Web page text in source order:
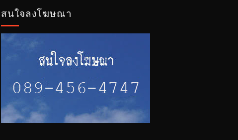
สนใจลงโฆษณา